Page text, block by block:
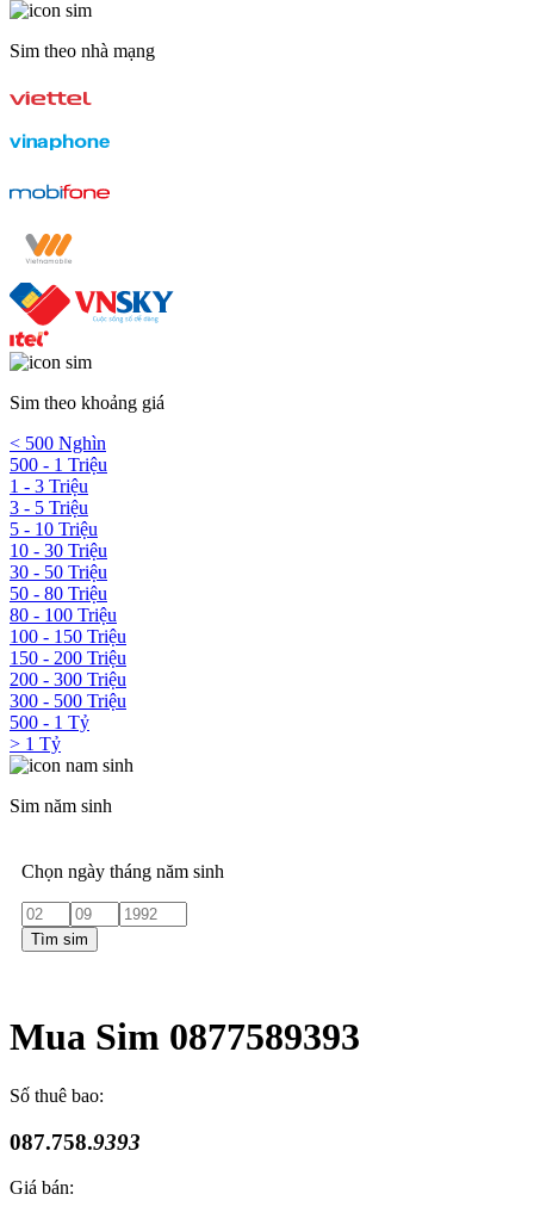
Sim theo nhà mạng
Sim theo khoảng giá
< 500 Nghìn
500 - 1 Triệu
1 - 3 Triệu
3 - 5 Triệu
5 - 10 Triệu
10 - 30 Triệu
30 - 50 Triệu
50 - 80 Triệu
80 - 100 Triệu
100 - 150 Triệu
150 - 200 Triệu
200 - 300 Triệu
300 - 500 Triệu
500 - 1 Tỷ
> 1 Tỷ
Sim năm sinh
Chọn ngày tháng năm sinh
Tìm sim
Mua Sim 0877589393
Số thuê bao:
087.758.9393
Giá bán: